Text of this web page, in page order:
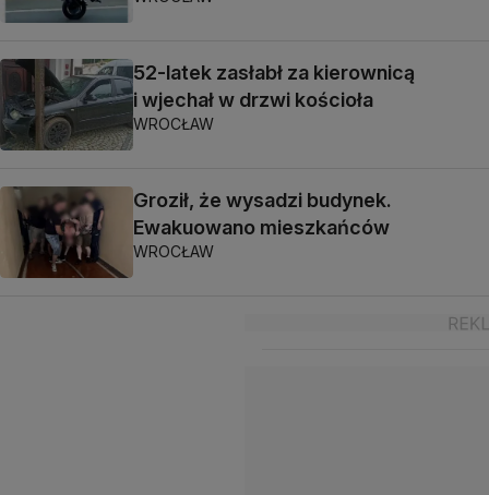
52-latek zasłabł za kierownicą
i wjechał w drzwi kościoła
WROCŁAW
Groził, że wysadzi budynek.
Ewakuowano mieszkańców
WROCŁAW